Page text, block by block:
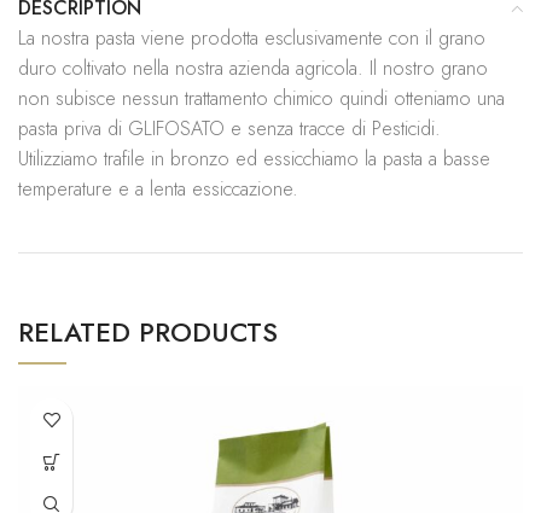
DESCRIPTION
La nostra pasta viene prodotta esclusivamente con il grano
duro coltivato nella nostra azienda agricola. Il nostro grano
non subisce nessun trattamento chimico quindi otteniamo una
pasta priva di GLIFOSATO e senza tracce di Pesticidi.
Utilizziamo trafile in bronzo ed essicchiamo la pasta a basse
temperature e a lenta essiccazione.
RELATED PRODUCTS